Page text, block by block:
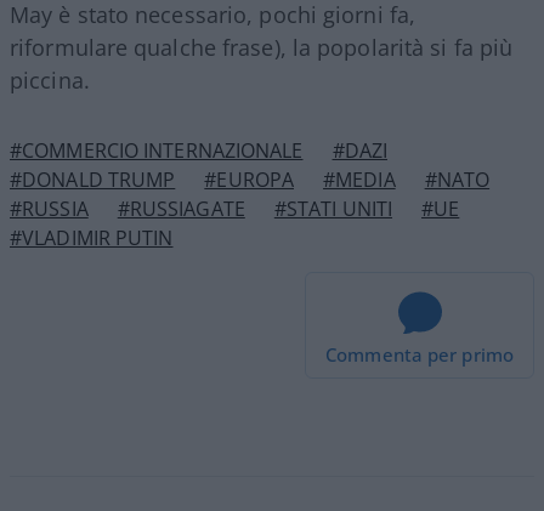
May è stato necessario, pochi giorni fa,
riformulare qualche frase), la popolarità si fa più
piccina.
#COMMERCIO INTERNAZIONALE
#DAZI
#DONALD TRUMP
#EUROPA #MEDIA
#NATO
#RUSSIA
#RUSSIAGATE #STATI UNITI
#UE
#VLADIMIR PUTIN
Commenta per primo